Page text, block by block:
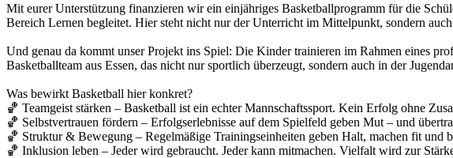
Mit eurer Unterstützung finanzieren wir ein einjähriges Basketballprogramm für die
Bereich Lernen begleitet. Hier steht nicht nur der Unterricht im Mittelpunkt, sondern
Und genau da kommt unser Projekt ins Spiel: Die Kinder trainieren im Rahmen eines
Basketballteam aus Essen, das nicht nur sportlich überzeugt, sondern auch in der
Was bewirkt Basketball hier konkret?
🏀 Teamgeist stärken – Basketball ist ein echter Mannschaftssport. Kein Erfolg ohne
🏀 Selbstvertrauen fördern – Erfolgserlebnisse auf dem Spielfeld geben Mut – und
🏀 Struktur & Bewegung – Regelmäßige Trainingseinheiten geben Halt, machen fit und
🏀 Inklusion leben – Jeder wird gebraucht. Jeder kann mitmachen. Vielfalt wird zur